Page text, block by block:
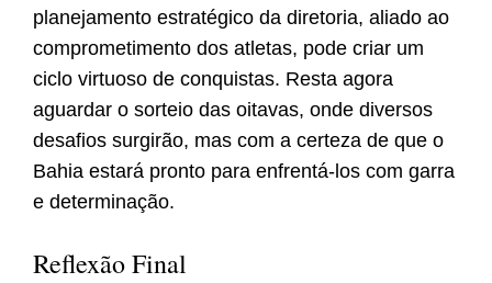
planejamento estratégico da diretoria, aliado ao
comprometimento dos atletas, pode criar um
ciclo virtuoso de conquistas. Resta agora
aguardar o sorteio das oitavas, onde diversos
desafios surgirão, mas com a certeza de que o
Bahia estará pronto para enfrentá-los com garra
e determinação.
Reflexão Final